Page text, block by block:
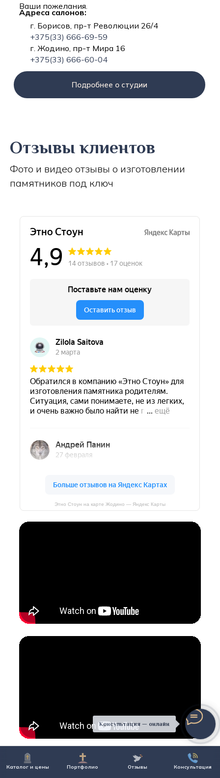
Каталог и цены Портфолио Отзывы Консультация
Консультация — онлайн
Ваши пожелания.
Адреса салонов:
г. Борисов, пр-т Революции 26/4
+375(33) 666-69-59
г. Жодино, пр-т Мира 16
+375(33) 666-60-04
Подробнее о студии
Отзывы клиентов
Фото и видео отзывы о изготовлении
памятников под ключ
Этно Стоун на карте Жодино — Яндекс Карты